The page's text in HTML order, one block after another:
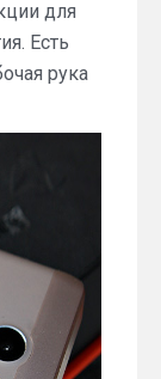
для
Есть
рука